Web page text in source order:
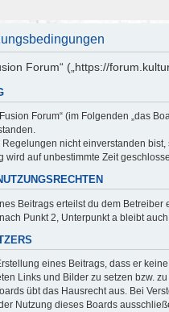
Forum“ („https://
Forum“ (im Folgenden „das
nicht einverstanden
wird auf unbestimmte Zeit
Beitrags erteilst du dem
Punkt 2, Unterpunkt a bleibt
eines Beitrags, dass er
Links und Bilder zu setzen bzw.
übt das Hausrecht aus. Bei
Nutzung dieses Boards